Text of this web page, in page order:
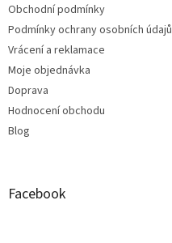
Obchodní podmínky
Podmínky ochrany osobních údajů
Vrácení a reklamace
Moje objednávka
Doprava
Hodnocení obchodu
Blog
Facebook